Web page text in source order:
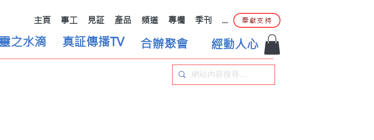
主頁 事工 見証 產品 頻道 專欄 季刊 ... 奉獻支持
之水滴 真証傳播TV 合辦聚會 經動人心